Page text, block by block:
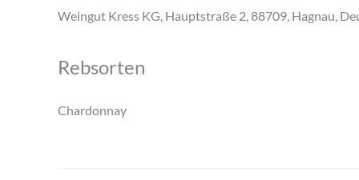
Weingut Kress KG, Hauptstraße 2, 88709, Hagnau,
Rebsorten
Chardonnay